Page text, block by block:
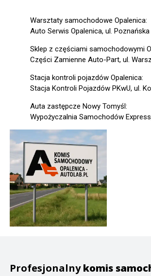
Warsztaty samochodowe Opalenica:
Auto Serwis Opalenica, ul. Poznańska
Sklep z częściami samochodowymi
Części Zamienne Auto-Part, ul.
Stacja kontroli pojazdów Opalenica:
Stacja Kontroli Pojazdów PKwU, ul.
Auta zastępcze Nowy Tomyśl:
Wypożyczalnia Samochodów
Profesjonalnykomis